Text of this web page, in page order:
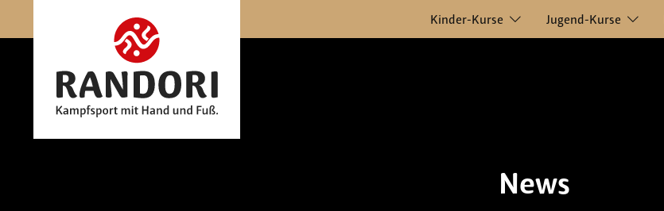
Kinder-Kurse Jugend-Kurse
News